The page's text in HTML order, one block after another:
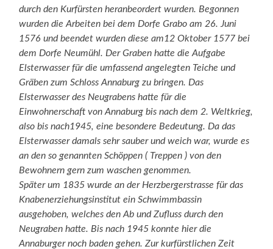
durch den Kurfürsten heranbeordert wurden. Begonnen
wurden die Arbeiten bei dem Dorfe Grabo am 26. Juni
1576 und beendet wurden diese am12 Oktober 1577 bei
dem Dorfe Neumühl. Der Graben hatte die Aufgabe
Elsterwasser für die umfassend angelegten Teiche und
Gräben zum Schloss Annaburg zu bringen. Das
Elsterwasser des Neugrabens hatte für die
Einwohnerschaft von Annaburg bis nach dem 2. Weltkrieg,
also bis nach1945, eine besondere Bedeutung. Da das
Elsterwasser damals sehr sauber und weich war, wurde es
an den so genannten Schöppen ( Treppen ) von den
Bewohnern gern zum waschen genommen.
Später um 1835 wurde an der Herzbergerstrasse für das
Knabenerziehungsinstitut ein Schwimmbassin
ausgehoben, welches den Ab und Zufluss durch den
Neugraben hatte. Bis nach 1945 konnte hier die
Annaburger noch baden gehen. Zur kurfürstlichen Zeit